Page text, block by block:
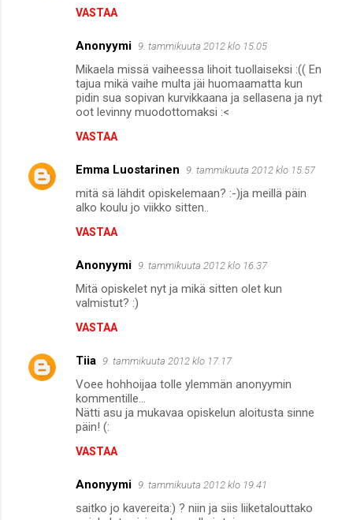
VASTAA
Anonyymi 9. tammikuuta 2012 klo 15.05
Mikaela missä vaiheessa lihoit tuollaiseksi :(( En
tajua mikä vaihe multa jäi huomaamatta kun
pidin sua sopivan kurvikkaana ja sellasena ja nyt
oot levinny muodottomaksi :<
VASTAA
Emma Luostarinen 9. tammikuuta 2012 klo 15.57
mitä sä lähdit opiskelemaan? :-)ja meillä päin
alko koulu jo viikko sitten..
VASTAA
Anonyymi 9. tammikuuta 2012 klo 16.37
Mitä opiskelet nyt ja mikä sitten olet kun
valmistut? :)
VASTAA
Tiia 9. tammikuuta 2012 klo 17.17
Voee hohhoijaa tolle ylemmän anonyymin
kommentille...
Nätti asu ja mukavaa opiskelun aloitusta sinne
päin! (:
VASTAA
Anonyymi 9. tammikuuta 2012 klo 19.41
saitko jo kavereita:) ? niin ja siis liiketalouttako